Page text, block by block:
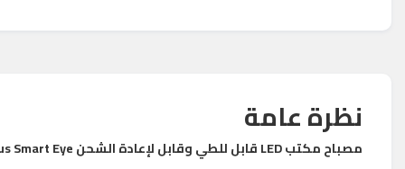
نظرة عامة
مصباح مكتب LED قابل للطي وقابل لإعادة الشحن Baseus Smart Eye (إضاءة ذكية)